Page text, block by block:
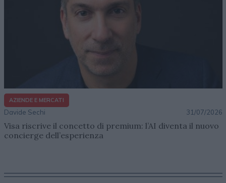
AZIENDE E MERCATI
Davide Sechi 31/07/2026
Visa riscrive il concetto di premium: l’AI diventa il nuovo
concierge dell’esperienza